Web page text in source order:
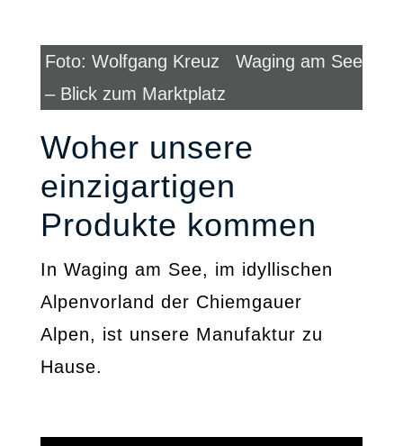
Woher unsere
einzigartigen
Produkte kommen
In Waging am See, im idyllischen
Alpenvorland der Chiemgauer
Alpen, ist unsere Manufaktur zu
Hause.
Foto: Wolfgang Kreuz Waging am See
– Blick zum Marktplatz